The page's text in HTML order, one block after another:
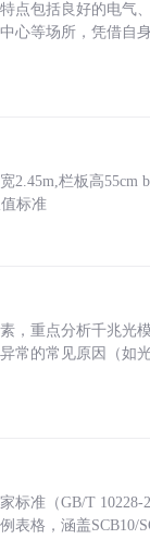
点包括良好的电气
心等场所，凭借自
2.45m,栏板高55cm
标准
，重点分析千兆光
常的常见原因（如
准（GB/T
格，涵盖SCB10/